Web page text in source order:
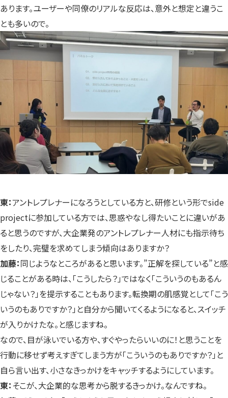
あります。ユーザーや同僚のリアルな反応は、意外と想定と違うこ
とも多いので。
東：アントレプレナーになろうとしている方と、研修という形でside
projectに参加している方では、思惑やなし得たいことに違いがあ
ると思うのですが、大企業発のアントレプレナー人材にも指示待ち
をしたり、完璧を求めてしまう傾向はありますか？
加藤：同じようなところがあると思います。”正解を探している”と感
じることがある時は、「こうしたら？」ではなく「こういうのもあるん
じゃない？」を提示することもあります。転換期の肌感覚として「こう
いうのもありですか？」と自分から聞いてくるようになると、スイッチ
が入りかけたな。と感じますね。
なので、目が泳いでいる方や、すぐやったらいいのに！と思うことを
行動に移せず考えすぎてしまう方が「こういうのもありですか？」と
自ら言い出す、小さなきっかけをキャッチするようにしています。
東： そこが、大企業的な思考から脱するきっかけ。なんですね。